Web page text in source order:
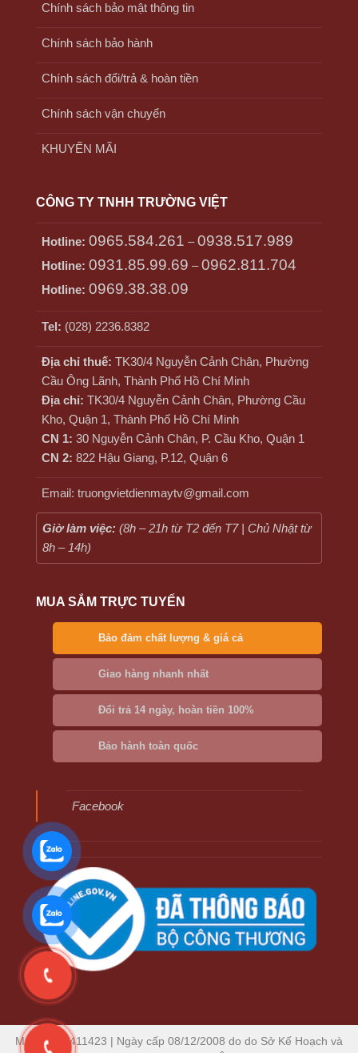
Chính sách bảo mật thông tin
Chính sách bảo hành
Chính sách đổi/trả & hoàn tiền
Chính sách vận chuyển
KHUYẾN MÃI
CÔNG TY TNHH TRƯỜNG VIỆT
Hotline: 0965.584.261 –0938.517.989
Hotline: 0931.85.99.69 –0962.811.704
Hotline: 0969.38.38.09
Tel: (028) 2236.8382
Địa chỉ thuế: TK30/4 Nguyễn Cảnh Chân, Phường
Cầu Ông Lãnh, Thành Phố Hồ Chí Minh
Địa chỉ: TK30/4 Nguyễn Cảnh Chân, Phường Cầu
Kho, Quận 1, Thành Phố Hồ Chí Minh
CN 1: 30 Nguyễn Cảnh Chân, P. Cầu Kho, Quận 1
CN 2: 822 Hậu Giang, P.12, Quận 6
Email: truongvietdienmaytv@gmail.com
Giờ làm việc: (8h – 21h từ T2 đến T7 | Chủ Nhật từ
8h – 14h)
MUA SẮM TRỰC TUYẾN
Bảo đảm chất lượng & giá cả
Giao hàng nhanh nhất
Đổi trả 14 ngày, hoàn tiền 100%
Bảo hành toàn quốc
Facebook
MST: 0306411423 | Ngày cấp 08/12/2008 do do Sở Kế Hoạch và